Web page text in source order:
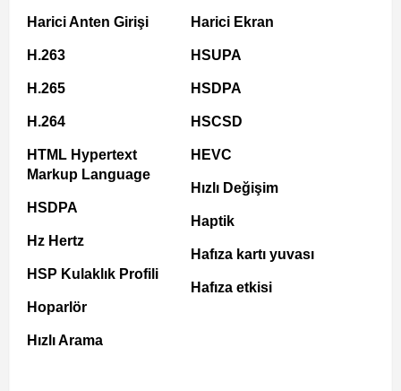
Harici Anten Girişi
H.263
H.265
H.264
HTML Hypertext
Markup Language
HSDPA
Hz Hertz
HSP Kulaklık Profili
Hoparlör
Hızlı Arama
Harici Ekran
HSUPA
HSDPA
HSCSD
HEVC
Hızlı Değişim
Haptik
Hafıza kartı yuvası
Hafıza etkisi